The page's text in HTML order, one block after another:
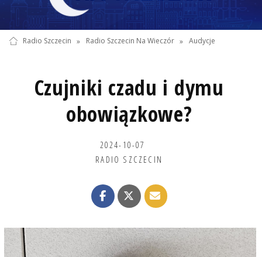
Radio Szczecin » Radio Szczecin Na Wieczór » Audycje
Czujniki czadu i dymu
obowiązkowe?
2024-10-07
RADIO SZCZECIN